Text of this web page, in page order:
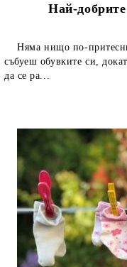
Най-
Няма нищо по-
събуеш обувките си,
да се ра...